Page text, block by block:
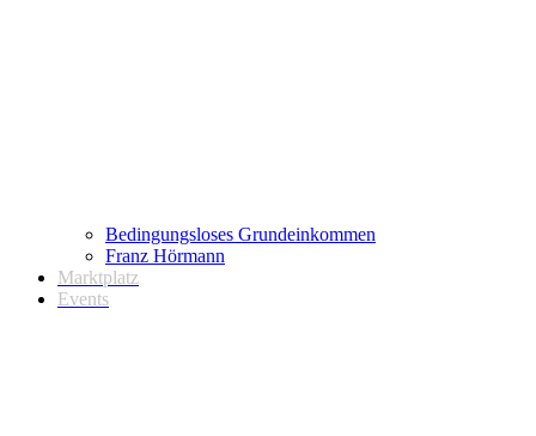
Bedingungsloses Grundeinkommen
Franz Hörmann
Marktplatz
Events